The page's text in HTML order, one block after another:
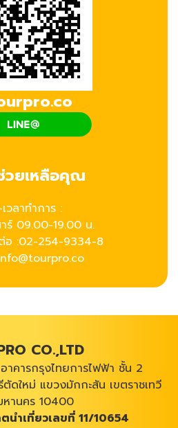
ช่วยเหลือคุณ
วลาทำการ :
ร์ 09.00-19.00 น.
อ :02-254-9334-8
CO.,LTD
าคารกรุงไทยการไฟฟ้า ชั้น 2
ตัดใหม่ แขวงมักกะสัน เขตราชเทวี
หานคร 10400
นำเที่ยวเลขที่ 11/10654